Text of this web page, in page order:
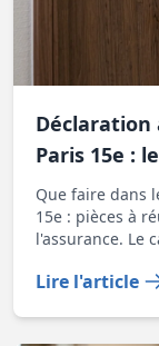
Déclaration
Paris 15e :
heures
Que faire dans
15e : pièces à
l'assurance. Le
Lire l'article